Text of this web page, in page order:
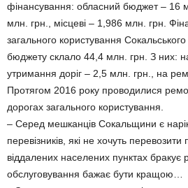
фінансування: обласний бюджет – 16
млн. грн., місцеві – 1,986 млн. грн.
загального користування
бюджету склало 44,4 млн. грн. З них:
утримання доріг – 2,5 млн. грн., на
Протягом 2016 року проводилися
дорогах загального користування.
– Серед мешканців Сокальщини є
перевізників, які не хочуть перевозити
віддалених населених пунктах бракує
обслуговування бажає бути кращою…